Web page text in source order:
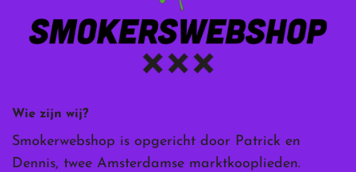
Wie zijn wij?
Smokerwebshop is opgericht door Patrick en
Dennis, twee Amsterdamse marktkooplieden.